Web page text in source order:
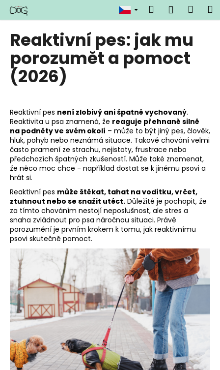
Přejít
obsah
Hledat
Reaktivní pes: jak mu
porozumět a pomoct
(2026)
Reaktivní pes není zlobivý ani špatně vychovaný.
Reaktivita u psa znamená, že reaguje přehnaně silně
na podněty ve svém okolí – může to být jiný pes, člověk,
hluk, pohyb nebo neznámá situace. Takové chování velmi
často pramení ze strachu, nejistoty, frustrace nebo
předchozích špatných zkušeností. Může také znamenat,
že něco moc chce - například dostat se k jinému psovi a
hrát si.
Reaktivní pes může štěkat, tahat na vodítku, vrčet,
ztuhnout nebo se snažit utéct. Důležité je pochopit, že
za tímto chováním nestojí neposlušnost, ale stres a
snaha zvládnout pro psa náročnou situaci. Právě
porozumění je prvním krokem k tomu, jak reaktivnímu
psovi skutečně pomoct.
o
C
o
p
ř
e
b
u
j
e
t
e
n
a
j
?
HLEDAT